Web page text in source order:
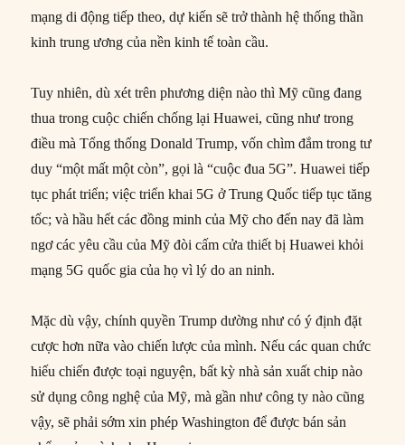
mạng di động tiếp theo, dự kiến ​​sẽ trở thành hệ thống thần
kinh trung ương của nền kinh tế toàn cầu.
Tuy nhiên, dù xét trên phương diện nào thì Mỹ cũng đang
thua trong cuộc chiến chống lại Huawei, cũng như trong
điều mà Tổng thống Donald Trump, vốn chìm đắm trong tư
duy “một mất một còn”, gọi là “cuộc đua 5G”. Huawei tiếp
tục phát triển; việc triển khai 5G ở Trung Quốc tiếp tục tăng
tốc; và hầu hết các đồng minh của Mỹ cho đến nay đã làm
ngơ các yêu cầu của Mỹ đòi cấm cửa thiết bị Huawei khỏi
mạng 5G quốc gia của họ vì lý do an ninh.
Mặc dù vậy, chính quyền Trump dường như có ý định đặt
cược hơn nữa vào chiến lược của mình. Nếu các quan chức
hiếu chiến được toại nguyện, bất kỳ nhà sản xuất chip nào
sử dụng công nghệ của Mỹ, mà gần như công ty nào cũng
vậy, sẽ phải sớm xin phép Washington để được bán sản